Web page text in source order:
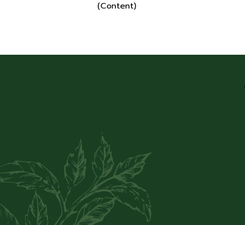
(Content)